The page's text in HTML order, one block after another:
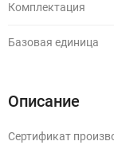
Комплектация
Базовая единица
Описание
Сертификат